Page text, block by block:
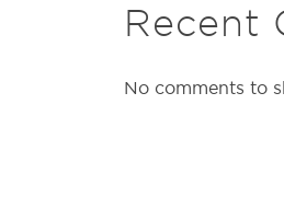
Recent
No comments to